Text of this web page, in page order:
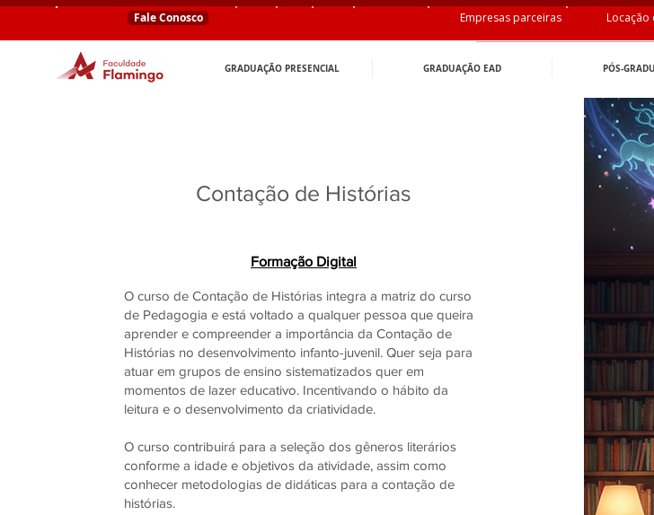
Fale Conosco Locação
Empresas parceiras
GRADUAÇÃO PRESENCIAL GRADUAÇÃO EAD PÓS-
Contação de Histórias
Formação Digital
O curso de Contação de Histórias integra a matriz do curso
de Pedagogia e está voltado a qualquer pessoa que queira
aprender e compreender a importância da Contação de
Histórias no desenvolvimento infanto-juvenil. Quer seja para
atuar em grupos de ensino sistematizados quer em
momentos de lazer educativo. Incentivando o hábito da
leitura e o desenvolvimento da criatividade.
O curso contribuirá para a seleção dos gêneros literários
conforme a idade e objetivos da atividade, assim como
conhecer metodologias de didáticas para a contação de
histórias.